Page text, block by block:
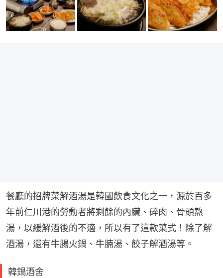
餐廳的招牌菜解酒湯是韓國飲食文化之一，源於百多
年前仁川港的勞動者將剩餘的內臟、碎肉、骨頭熬
湯，以緩解酒後的不適，所以有了這款菜式！除了解
酒湯，還有牛腸火鍋、牛腩湯、餃子解酒湯等。
韓鍋酒舍